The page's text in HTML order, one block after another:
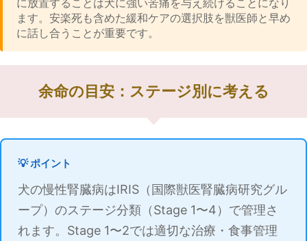
に放置することは犬に強い苦痛を与え続けることになり
ます。安楽死も含めた緩和ケアの選択肢を獣医師と早め
に話し合うことが重要です。
余命の目安：ステージ別に考える
💡 ポイント
犬の慢性腎臓病はIRIS（国際獣医腎臓病研究グル
ープ）のステージ分類（Stage 1〜4）で管理さ
れます。Stage 1〜2では適切な治療・食事管理